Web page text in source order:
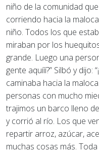
niño de la comunidad
corriendo hacia la
niño. Todos los que
miraban por los
grande. Luego una
gente aquííí?” Silbó y dijo:
caminaba hacia la
personas con mucho
trajimos un barco lleno
y corrió al río. Los que
repartir arroz, azúcar,
muchas cosas más.